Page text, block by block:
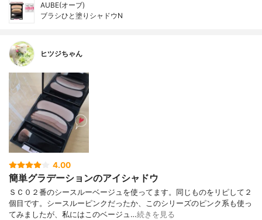
AUBE(オーブ)
ブラシひと塗りシャドウN
ヒツジちゃん
4.00
簡単グラデーションのアイシャドウ
ＳＣ０２番のシースルーベージュを使ってます。同じものをリピして２
個目です。シースルーピンクだったか、このシリーズのピンク系も使っ
てみましたが、私にはこのベージュ…続きを見る